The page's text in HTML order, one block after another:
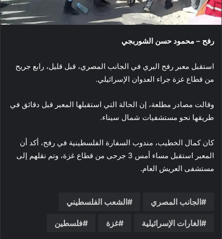
رفح – محمود حسن الشوربجي
استقبل معبر رفح البري في الجانب المصري، قبل قليل، رابع جريح
من قطاع غزة جراء العدوان الإسرائيلي.
وقالت مصادر مطلعة، إن الحالة التي استقبلها المعبر قبل دقائق في
طريقها نحو مستشفيات شمال سيناء.
كان كمال الخطيب، مندوب السفارة الفلسطينية في رفح، أكد أن
المعبر استقبل مساء أمس 3 جرحى من قطاع غزة، وتم نقلهم إلى
مستشفى العريش العام.
الجانب المصري الشعب الفلسطيني
الغارات الإسرائيلية غزة فلسطين